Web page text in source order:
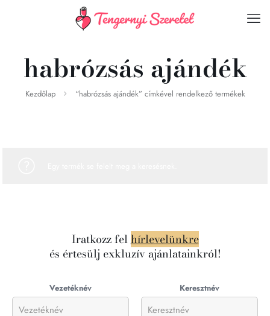
habrózsás ajándék
Kezdőlap “habrózsás ajándék” címkével rendelkező termékek
Iratkozz felhírlevelünkre
és értesülj exkluzív ajánlatainkról!
Vezetéknév Keresztnév